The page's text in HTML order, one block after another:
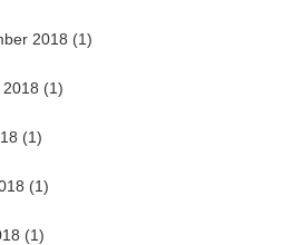
2018 (1)
(1)
(1)
(1)
(1)